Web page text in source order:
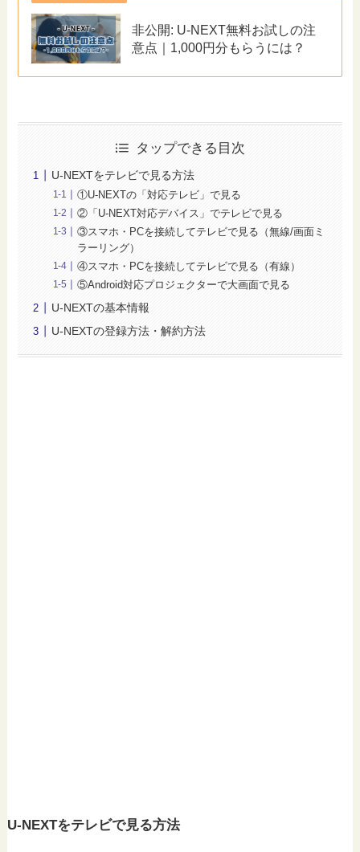
非公開: U-NEXT無料お試しの注
意点｜1,000円分もらうには？
タップできる目次
U-NEXTをテレビで見る方法
①U-NEXTの「対応テレビ」で見る
②「U-NEXT対応デバイス」でテレビで見る
③スマホ・PCを接続してテレビで見る（無線/画面ミ
ラーリング）
④スマホ・PCを接続してテレビで見る（有線）
⑤Android対応プロジェクターで大画面で見る
U-NEXTの基本情報
U-NEXTの登録方法・解約方法
U-NEXTをテレビで見る方法